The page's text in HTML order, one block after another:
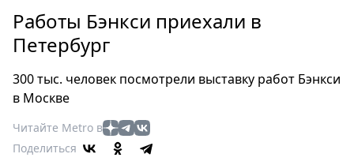
Россия
Мир
Еда
Мода
Театр
Работы Бэнкси приехали в
Петербург
300 тыс. человек посмотрели выставку работ Бэнкси
в Москве
Читайте Metro в
Поделиться